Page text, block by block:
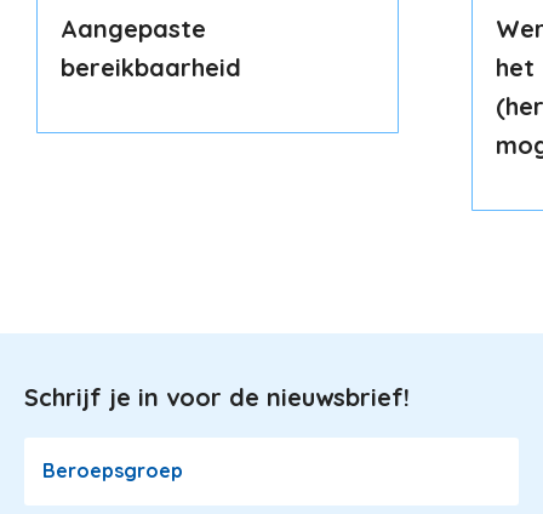
Aangepaste
bereikbaarheid
het
Image
Schrijf je in voor de nieuwsbrief!
Beroepsgroep